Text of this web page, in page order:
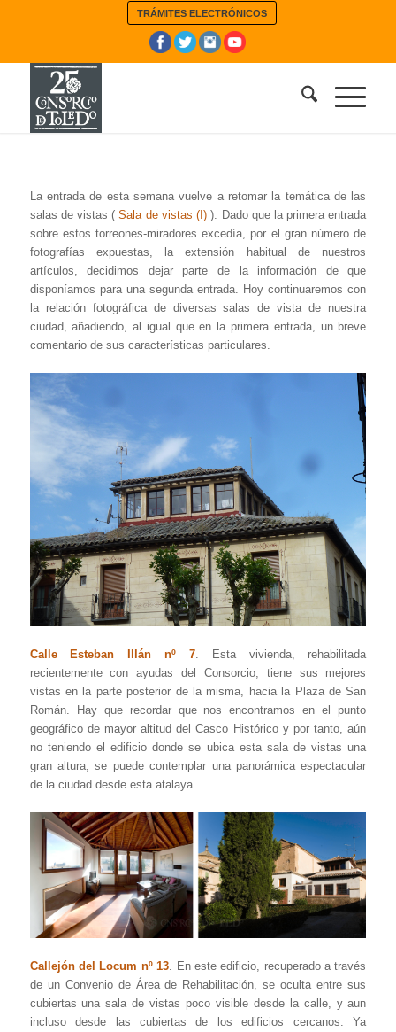
TRÁMITES ELECTRÓNICOS
La entrada de esta semana vuelve a retomar la temática de las
salas de vistas (Sala de vistas (I) ). Dado que la primera entrada
sobre estos torreones-miradores excedía, por el gran número de
fotografías expuestas, la extensión habitual de nuestros
artículos, decidimos dejar parte de la información de que
disponíamos para una segunda entrada. Hoy continuaremos con
la relación fotográfica de diversas salas de vista de nuestra
ciudad, añadiendo, al igual que en la primera entrada, un breve
comentario de sus características particulares.
Calle Esteban Illán nº 7. Esta vivienda, rehabilitada
recientemente con ayudas del Consorcio, tiene sus mejores
vistas en la parte posterior de la misma, hacia la Plaza de San
Román. Hay que recordar que nos encontramos en el punto
geográfico de mayor altitud del Casco Histórico y por tanto, aún
no teniendo el edificio donde se ubica esta sala de vistas una
gran altura, se puede contemplar una panorámica espectacular
de la ciudad desde esta atalaya.
Callejón del Locum nº 13 . En este edificio, recuperado a través
de un Convenio de Área de Rehabilitación, se oculta entre sus
cubiertas una sala de vistas poco visible desde la calle, y aun
incluso desde las cubiertas de los edificios cercanos. Ya